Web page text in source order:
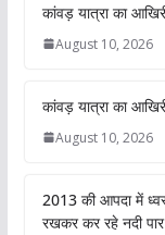
कांवड़ यात्रा का
August 10, 2026
कांवड़ यात्रा का
August 10, 2026
2013 की आपदा में
रखकर कर रहे नदी पार